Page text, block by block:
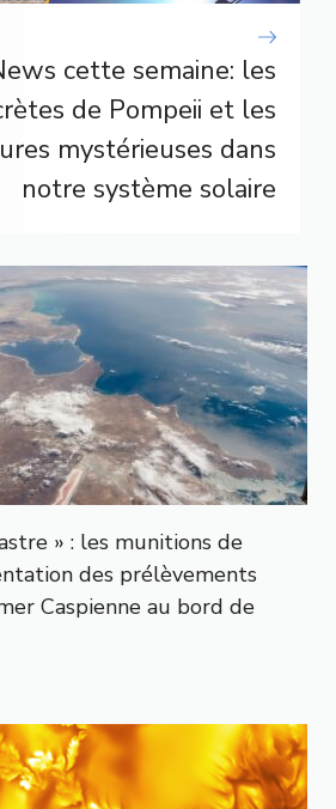
cette semaine: les
de Pompeii et les
mystérieuses dans
notre système solaire
» : les munitions de
des prélèvements
Caspienne au bord de